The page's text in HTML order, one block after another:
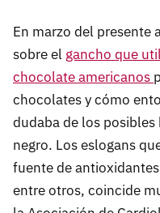
En marzo del presente
sobre el gancho que
chocolate americanos
chocolates y cómo
dudaba de los
negro. Los eslogans
fuente de
entre otros, coincide